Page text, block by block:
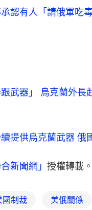
承認有人「請俄軍吃
跟武器」 烏克蘭外長
提供烏克蘭武器 俄
合新聞網」 授權轉載。
國制裁 美俄關係